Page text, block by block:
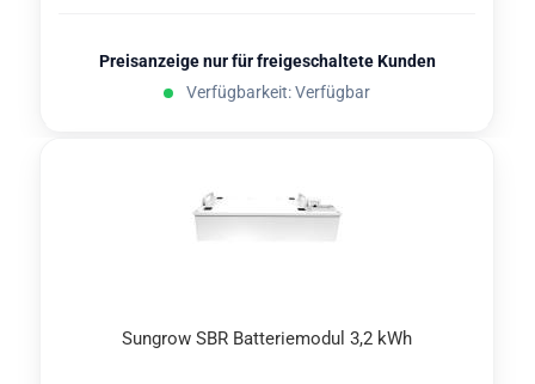
Preisanzeige nur für freigeschaltete Kunden
Verfügbarkeit: Verfügbar
Sungrow SBR Bat­te­rie­mo­dul 3,2 kWh